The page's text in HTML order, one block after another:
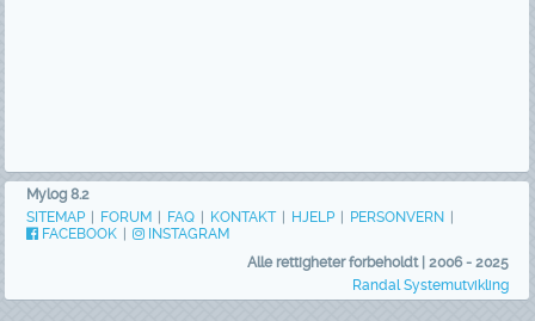
Mylog 8.2
SITEMAP
FORUM FAQ KONTAKT HJELP PERSONVERN
FACEBOOK
INSTAGRAM
Alle rettigheter forbeholdt | 2006 - 2025
Randal Systemutvikling